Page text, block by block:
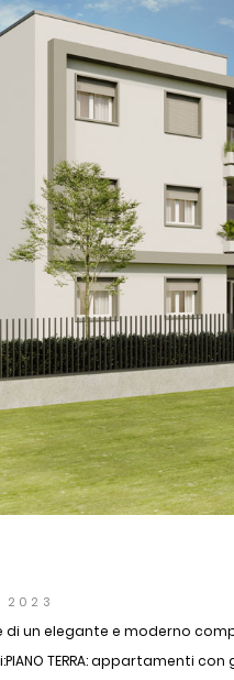
2023
di un elegante e moderno
TERRA: appartamenti